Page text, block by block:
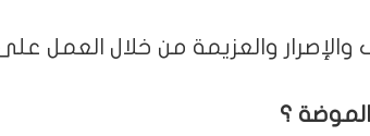
والعزيمة من خلال العمل
؟